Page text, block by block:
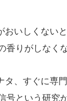
いしくない
香りがしなく
、すぐに専
号という研究